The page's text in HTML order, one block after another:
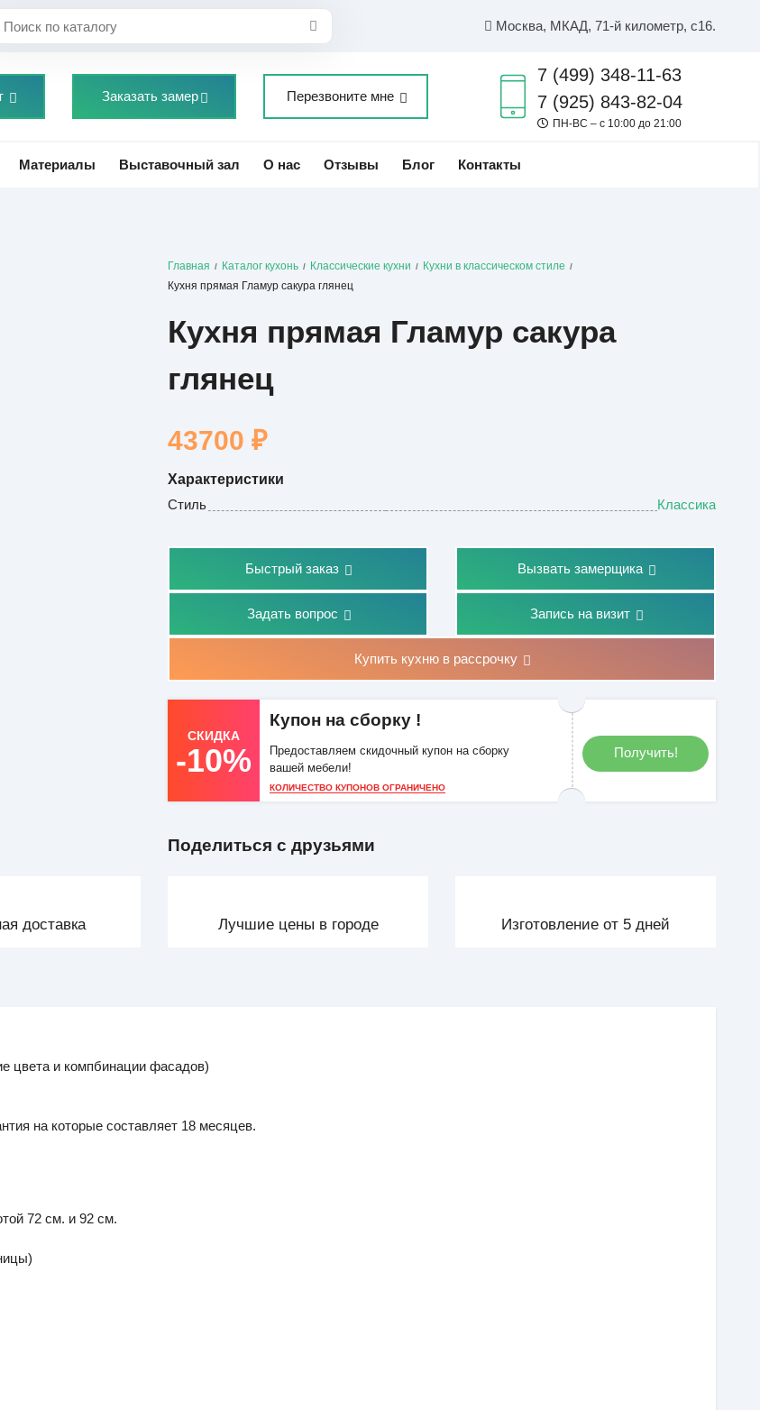
Москва, МКАД, 71-й километр, с16.
Заказать замер Перезвоните мне
7 (499) 348-11-63
7 (925) 843-82-04
ПН-ВС – с 10:00 до 21:00
Материалы Выставочный зал О нас Отзывы Блог Контакты
Главная / Каталог кухонь / Классические кухни / Кухни в классическом стиле /
Кухня прямая Гламур сакура глянец
Кухня прямая Гламур сакура
глянец
43700 ₽
Характеристики
Стиль
Классика
Быстрый заказ Вызвать замерщика
Задать вопрос Запись на визит
Купить кухню в рассрочку
СКИДКА
-10%
Купон на сборку !
Предоставляем скидочный купон на сборку
вашей мебели!
КОЛИЧЕСТВО КУПОНОВ ОГРАНИЧЕНО
Получить!
Поделиться с друзьями
доставка Лучшие цены в городе Изготовление от 5 дней
цвета и компбинации фасадов)
на которые составляет 18 месяцев.
72 см. и 92 см.